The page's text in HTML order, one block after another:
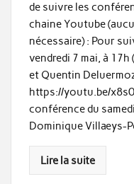
de suivre les
chaine Youtube
nécessaire) : Pour
vendredi 7 mai, à
et Quentin
https://youtu.be/
conférence du
Dominique Villaeys-
Lire la suite